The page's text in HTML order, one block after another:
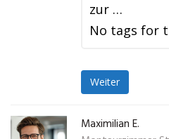
zur …
No tags for
Weiter
Maximilian E.